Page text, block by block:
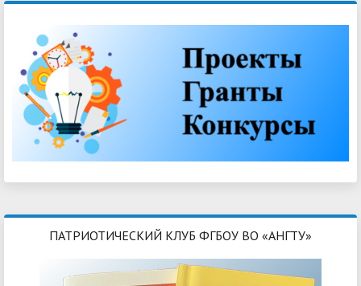
ПАТРИОТИЧЕСКИЙ КЛУБ ФГБОУ ВО «АНГТУ»